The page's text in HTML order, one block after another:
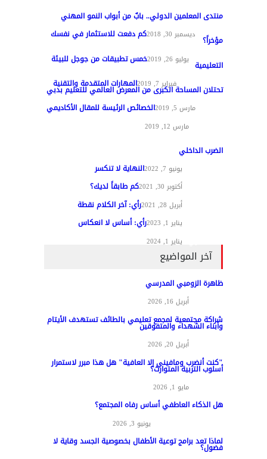
منتدى المعلمين الدولي.. بابٌ من أبواب النمو المهني
تغطيات ديسمبر 30, 2018 كم دفعت للاستثمار في نفسك مؤخراً؟
مواد عامة يوليو 26, 2019 خمس تطبيقات من جوجل للبيئة التعليمية
تقنيات التعليم فبراير 7, 2019 المهارات المتقدمة والتقنية
تحتلان المساحة الكبرى من المعرض العالمي للتعليم بدبي
مارس 5, 2019 الخصائص الرئيسة للمقال الأكاديمي
مارس 12, 2019
الضرب الداخلي
يونيو 7, 2022 النهاية لا تنكسر
أكتوبر 30, 2021 كم طابقاً لديك؟
أبريل 28, 2021 رأي: آخر الكلام نقطة
يناير 1, 2023 رأي: أساس لا انعكاس
يناير 1, 2024
آخر المواضيع
ظاهرة الزومبي المدرسي
أبريل 16, 2026
شراكة مجتمعية لمجمع تعليمي بالطائف تستهدف الأيتام
وأبناء الشهداء والمتفوقين
أبريل 20, 2026
"كنت أنضرب ومافيني إلا العافية" هل هذا مبرر لاستمرار
أسلوب التربية المتوارث؟
مايو 1, 2026
هل الذكاء العاطفي أساس رفاه المجتمع؟
يونيو 3, 2026
لماذا تعد برامج توعية الأطفال بخصوصية الجسد وقاية لا
فضول؟